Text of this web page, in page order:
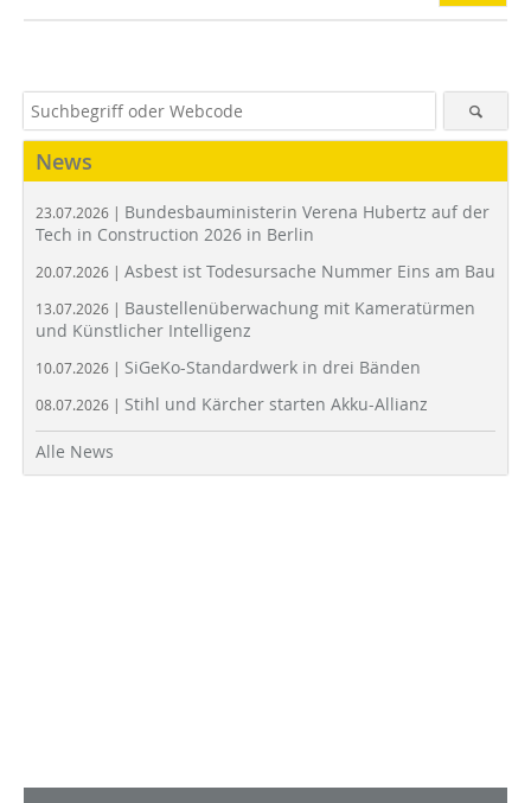
News
23.07.2026 | Bundesbauministerin Verena Hubertz auf der
Tech in Construction 2026 in Berlin
20.07.2026 | Asbest ist Todesursache Nummer Eins am Bau
13.07.2026 | Baustellenüberwachung mit Kameratürmen
und Künstlicher Intelligenz
10.07.2026 | SiGeKo-Standardwerk in drei Bänden
08.07.2026 | Stihl und Kärcher starten Akku-Allianz
Alle News